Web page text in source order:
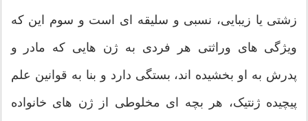
زشتی یا زیبایی، نسبی و سلیقه ای است و سوم این که
ویژگی های وراثتی هر فردی به ژن هایی که مادر و
پدرش به او بخشیده اند، بستگی دارد و بنا به قوانین علم
پیچیده ژنتیک، هر بچه ای مخلوطی از ژن های خانواده